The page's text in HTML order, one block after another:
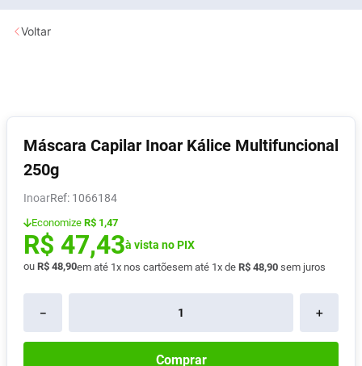
Máscara Capilar Inoar Kálice Multifuncional
250g
Inoar : 1066184
Economize R$ 1,47
R$ 47,43à vista no PIX
ou R$ 48,90em até 1x nos cartõesem até 1x de R$ 48,90 sem juros
＋
－
Comprar
Voltar
1º Fralda
2
5º Fralda G
6º Shampoo
7º
8º Absorvente
9º Vitamina D
10 º Lavitan